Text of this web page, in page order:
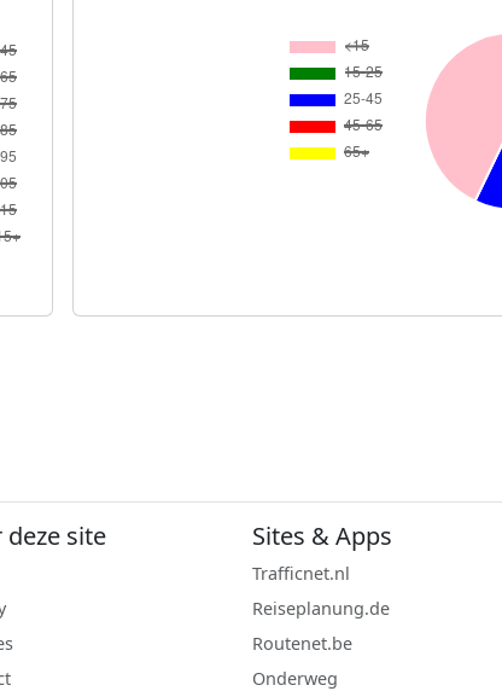
deze site Sites & Apps
Trafficnet.nl
Reiseplanung.de
Routenet.be
Onderweg